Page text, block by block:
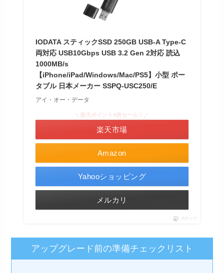
IODATA スティックSSD 250GB USB-A Type-C
両対応 USB10Gbps USB 3.2 Gen 2対応 読込
1000MB/s
【iPhone/iPad/Windows/Mac/PS5】小型 ポー
タブル 日本メーカー SSPQ-USC250/E
アイ・オー・データ
Amazon
＼楽天ポイント4倍セール！／
楽天市場
Yahooショッピング
メルカリ
ポチップ
アップグレード前の準備チェックリスト